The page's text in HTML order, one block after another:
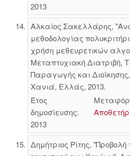
2013
Αλκαίος Σακελλάρης,
μεθοδολογίας
χρήση μεθευρετικών
Μεταπτυχιακή Διατριβή,
Παραγωγής και
Χανιά, Ελλάς, 2013.
Έτος
δημοσίευσης:
2013
Δημήτριος Ρίτης, "Προβολή